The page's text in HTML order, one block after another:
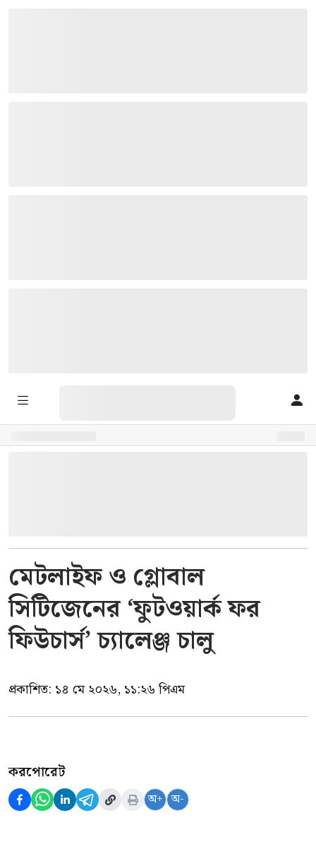
মেটলাইফ ও গ্লোবাল
সিটিজেনের ‘ফুটওয়ার্ক ফর
ফিউচার্স’ চ্যালেঞ্জ চালু
প্রকাশিত: ১৪ মে ২০২৬, ১১:২৬ পিএম
করপোরেট
অ+ অ-